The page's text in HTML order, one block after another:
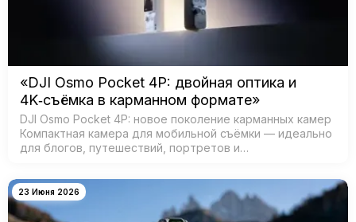
«DJI Osmo Pocket 4P: двойная оптика и
4K‑съёмка в карманном формате»
DJI Osmo Pocket 4P: новое поколение карманных камер
Компактная камера для мобильной съёмки — идеально
для блогов, путешествий, портретов и
двойная система камер: ш…
23 Июня 2026